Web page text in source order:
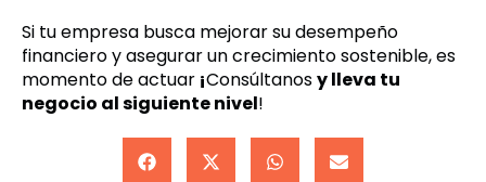
Si tu empresa busca mejorar su desempeño
financiero y asegurar un crecimiento sostenible, es
momento de actuar ¡Consúltanosy lleva tu
negocio al siguiente nivel!